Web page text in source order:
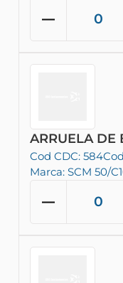
ARRUELA DE
Cod CDC: 584
Marca: SCM 50/